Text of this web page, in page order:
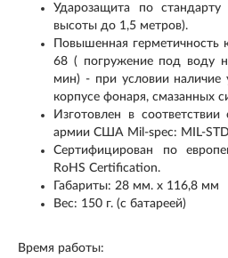
Ударозащита по
высоты до 1,5 метров).
Повышенная герметичность
68 ( погружение под воду
мин) - при условии наличие
корпусе фонаря, смазанных
Изготовлен в
армии США Mil-spec: MIL-
Сертифицирован по
RoHS Certification.
Габариты: 28 мм. x 116,8 мм
Вес: 150 г. (с батареей)
Время работы: